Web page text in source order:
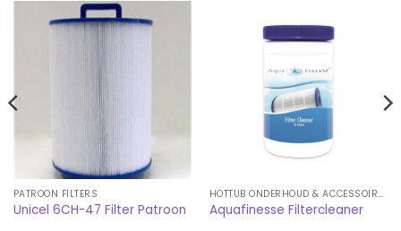
PATROON FILTERS
Unicel 6CH-47 Filter Patroon
HOTTUB ONDERHOUD & ACCESSOIRES
Aquafinesse Filtercleaner